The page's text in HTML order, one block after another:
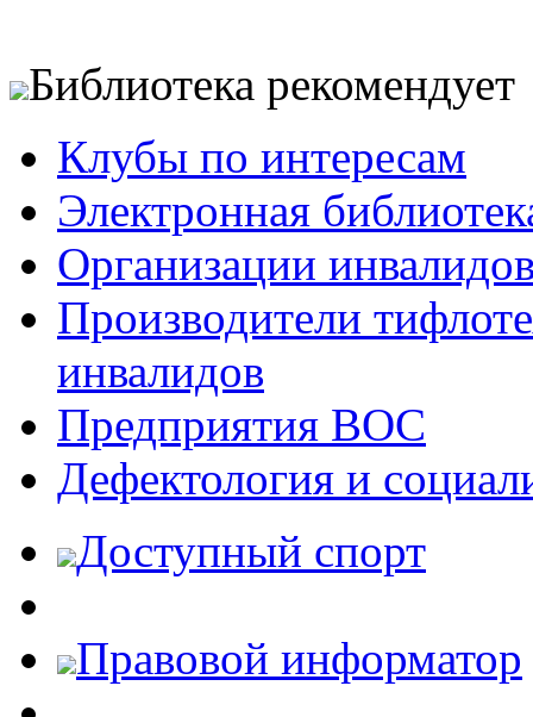
Библиотека рекомендует
Клубы по интересам
Электронная
Организации
Производители
инвалидов
Предприятия ВОС
Дефектология и
Доступный спорт
Правовой информатор